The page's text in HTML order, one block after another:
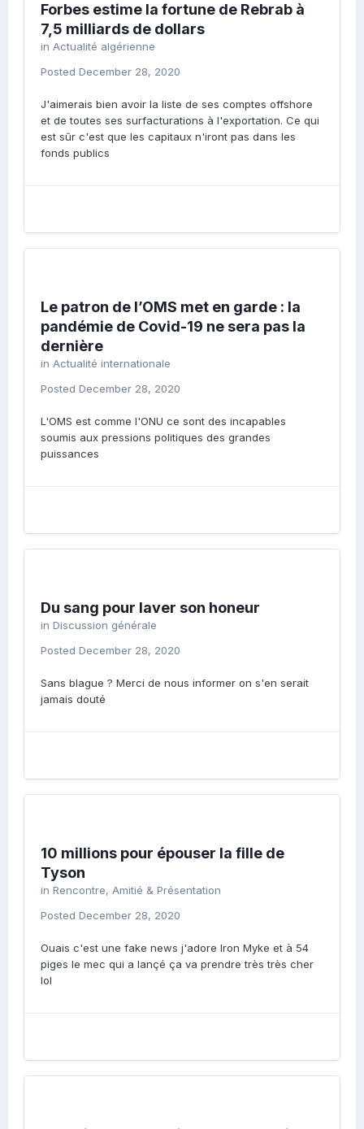
Forbes estime la fortune de Rebrab à
7,5 milliards de dollars
in Actualité algérienne
Posted December 28, 2020
J'aimerais bien avoir la liste de ses comptes offshore
et de toutes ses surfacturations à l'exportation. Ce qui
est sûr c'est que les capitaux n'iront pas dans les
fonds publics
Le patron de l’OMS met en garde : la
pandémie de Covid-19 ne sera pas la
dernière
in Actualité internationale
Posted December 28, 2020
L'OMS est comme l'ONU ce sont des incapables
soumis aux pressions politiques des grandes
puissances
Du sang pour laver son honeur
in Discussion générale
Posted December 28, 2020
Sans blague ? Merci de nous informer on s'en serait
jamais douté
10 millions pour épouser la fille de
Tyson
in Rencontre, Amitié & Présentation
Posted December 28, 2020
Ouais c'est une fake news j'adore Iron Myke et à 54
piges le mec qui a lançé ça va prendre très très cher
lol